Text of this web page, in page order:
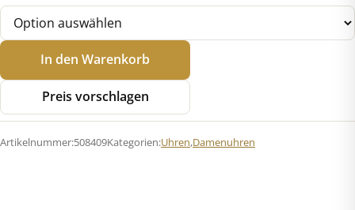
Rolf
Cremer
508409
Stretch
In den Warenkorb
Preis vorschlagen
Artikelnummer:508409Kategorien:Uhren,Damenuhren